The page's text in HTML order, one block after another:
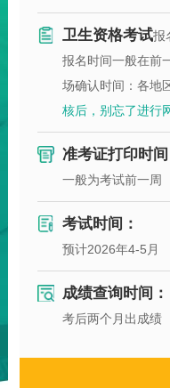
卫生资格考试报
报名时间一般在前
场确认时间：各地
核后，别忘了进行
准考证打印时间
一般为考试前一周
考试时间：
预计2026年4-5月
成绩查询时间：
考后两个月出成绩